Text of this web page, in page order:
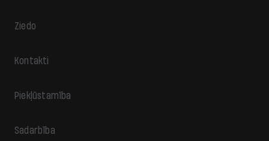
Ziedo
Kontakti
Piekļūstamība
Sadarbība